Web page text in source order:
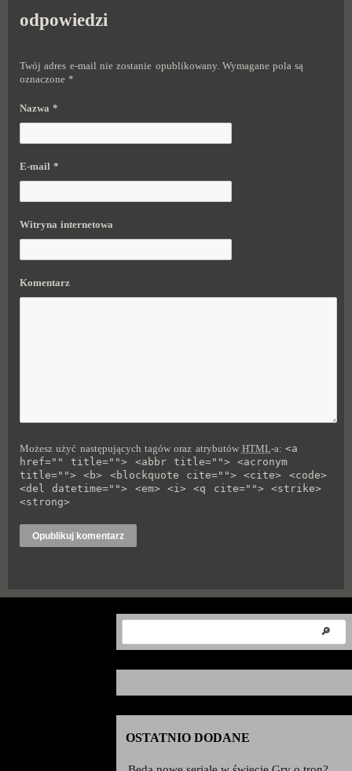
odpowiedzi
Twój adres e-mail nie zostanie opublikowany.Wymagane pola są
oznaczone*
Nazwa*
E-mail*
Witryna internetowa
Komentarz
Możesz użyć następujących tagów oraz atrybutów HTML-a:<a
href="" title=""> <abbr title=""> <acronym
title=""> <b> <blockquote cite=""> <cite> <code>
<del datetime=""> <em> <i> <q cite=""> <strike>
<strong>
OSTATNIO DODANE